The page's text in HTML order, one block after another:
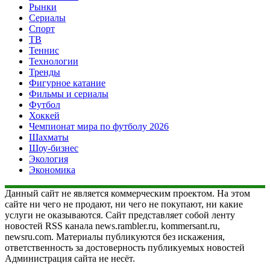
Рынки
Сериалы
Спорт
ТВ
Теннис
Технологии
Тренды
Фигурное катание
Фильмы и сериалы
Футбол
Хоккей
Чемпионат мира по футболу 2026
Шахматы
Шоу-бизнес
Экология
Экономика
Данный сайт не является коммерческим проектом. На этом
сайте ни чего не продают, ни чего не покупают, ни какие
услуги не оказываются. Сайт представляет собой ленту
новостей RSS канала news.rambler.ru, kommersant.ru,
newsru.com. Материалы публикуются без искажения,
ответственность за достоверность публикуемых новостей
Администрация сайта не несёт.